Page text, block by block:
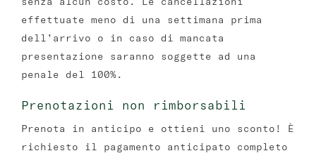
effettuate meno di una settimana prima
dell’arrivo o in caso di mancata
presentazione saranno soggette ad una
penale del 100%.
Prenotazioni non rimborsabili
Prenota in anticipo e ottieni uno sconto! È
richiesto il pagamento anticipato completo